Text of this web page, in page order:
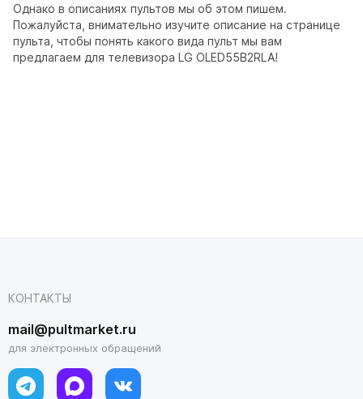
Однако в описаниях пультов мы об этом пишем.
Пожалуйста, внимательно изучите описание на странице
пульта, чтобы понять какого вида пульт мы вам
предлагаем для телевизора LG OLED55B2RLA!
КОНТАКТЫ
mail@pultmarket.ru
для электронных обращений